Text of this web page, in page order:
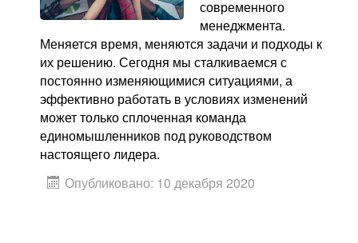
современного
менеджмента.
Меняется время, меняются задачи и подходы к
их решению. Сегодня мы сталкиваемся с
постоянно изменяющимися ситуациями, а
эффективно работать в условиях изменений
может только сплоченная команда
единомышленников под руководством
настоящего лидера.
Опубликовано: 10 декабря 2020